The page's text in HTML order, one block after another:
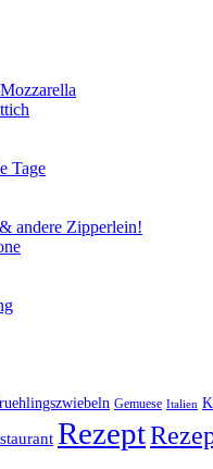
Tage
andere Zipperlein!
Gemuese Italien
Rezept